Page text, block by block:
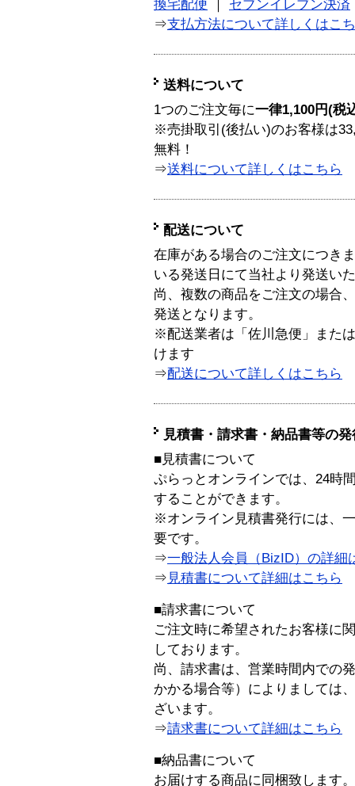
換宅配便
セブンイレブン決済
⇒支払方法について詳しくはこ
送料について
1つのご注文毎に一律1,100円(税
※売掛取引(後払い)のお客様は
無料！
⇒送料について詳しくはこちら
配送について
在庫がある場合のご注文につき
いる発送日にて当社より発送い
尚、複数の商品をご注文の場合
発送となります。
※配送業者は「佐川急便」また
けます
⇒配送について詳しくはこちら
見積書・請求書・納品書等の
■見積書について
ぷらっとオンラインでは、24時
することができます。
※オンライン見積書発行には、
要です。
⇒一般法人会員（BizID）の詳細
⇒ 見積書について詳細はこちら
■請求書について
ご注文時に希望されたお客様に
しております。
尚、請求書は、営業時間内での
かかる場合等）によりましては
ざいます。
⇒請求書について詳細はこちら
■納品書について
お届けする商品に同梱致します。